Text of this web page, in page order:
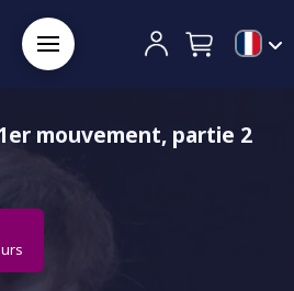
mouvement, partie 2